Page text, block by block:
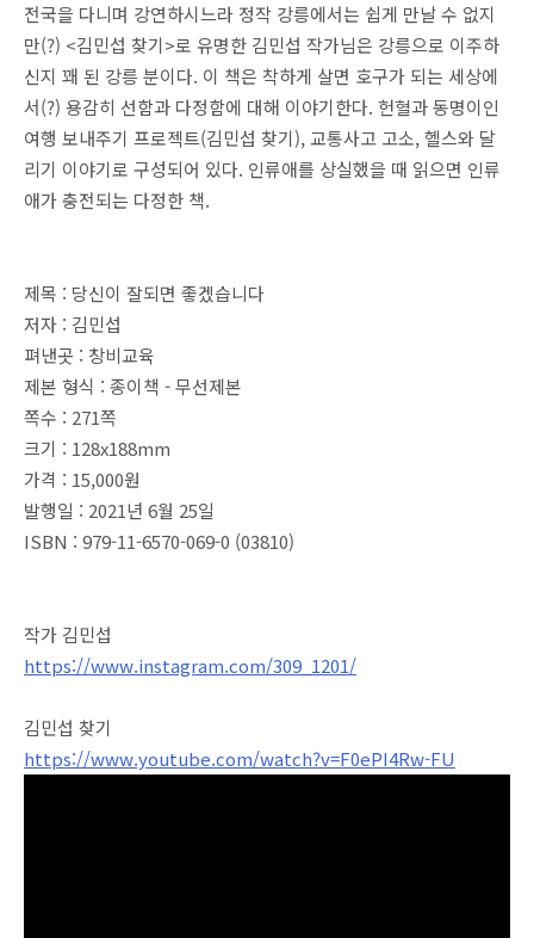
전국을 다니며 강연하시느라 정작 강릉에서는 쉽게 만날 수 없지
만(?) <김민섭 찾기>로 유명한 김민섭 작가님은 강릉으로 이주하
신지 꽤 된 강릉 분이다. 이 책은 착하게 살면 호구가 되는 세상에
서(?) 용감히 선함과 다정함에 대해 이야기한다. 헌혈과 동명이인
여행 보내주기 프로젝트(김민섭 찾기), 교통사고 고소, 헬스와 달
리기 이야기로 구성되어 있다. 인류애를 상실했을 때 읽으면 인류
애가 충전되는 다정한 책.
제목 : 당신이 잘되면 좋겠습니다
저자 : 김민섭
펴낸곳 : 창비교육
제본 형식 : 종이책 - 무선제본
쪽수 : 271쪽
크기 : 128x188mm
가격 : 15,000원
발행일 : 2021년 6월 25일
ISBN : 979-11-6570-069-0 (03810)
작가 김민섭
https://www.instagram.com/309_1201/
김민섭 찾기
https://www.youtube.com/watch?v=F0ePI4Rw-FU